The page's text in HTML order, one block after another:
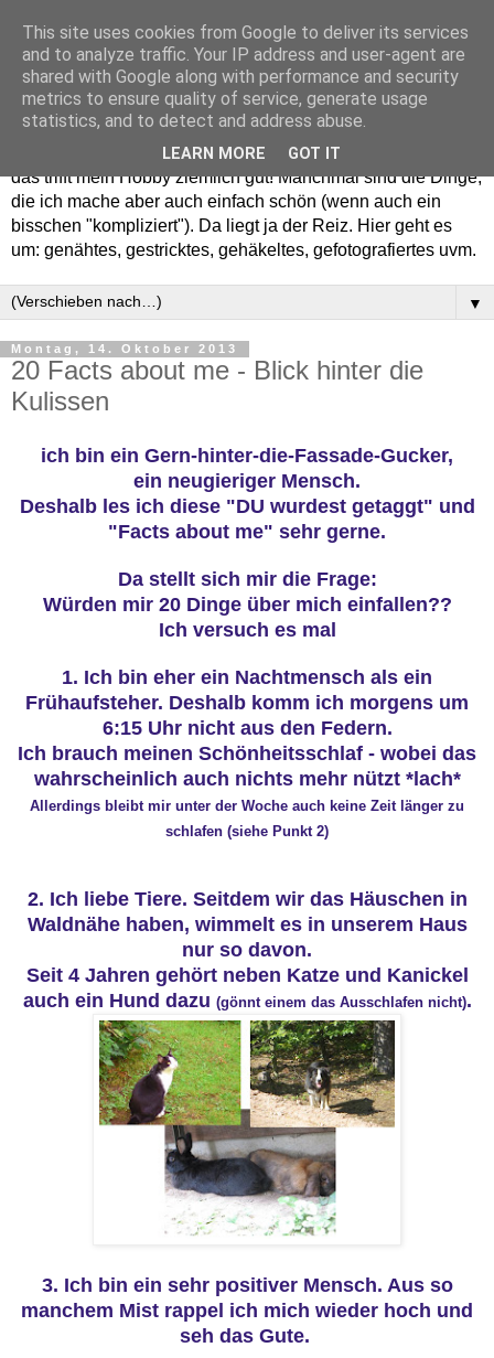
Willkommen in meinem "Wohnzimmer". Einfach und schön -
das trifft mein Hobby ziemlich gut! Manchmal sind die Dinge,
die ich mache aber auch einfach schön (wenn auch ein
bisschen "kompliziert"). Da liegt ja der Reiz. Hier geht es
um: genähtes, gestricktes, gehäkeltes, gefotografiertes uvm.
▼
Montag, 14. Oktober 2013
20 Facts about me - Blick hinter die
Kulissen
ich bin ein Gern-hinter-die-Fassade-Gucker,
ein neugieriger Mensch.
Deshalb les ich diese "DU wurdest getaggt" und
"Facts about me" sehr gerne.
Da stellt sich mir die Frage:
Würden mir 20 Dinge über mich einfallen??
Ich versuch es mal
1. Ich bin eher ein Nachtmensch als ein
Frühaufsteher. Deshalb komm ich morgens um
6:15 Uhr nicht aus den Federn.
Ich brauch meinen Schönheitsschlaf - wobei das
wahrscheinlich auch nichts mehr nützt *lach*
Allerdings bleibt mir unter der Woche auch keine Zeit länger zu
schlafen (siehe Punkt 2)
2. Ich liebe Tiere. Seitdem wir das Häuschen in
Waldnähe haben, wimmelt es in unserem Haus
nur so davon.
Seit 4 Jahren gehört neben Katze und Kanickel
auch ein Hund dazu (gönnt einem das Ausschlafen nicht).
3. Ich bin ein sehr positiver Mensch. Aus so
manchem Mist rappel ich mich wieder hoch und
seh das Gute.
This site uses cookies from Google to deliver its services
and to analyze traffic. Your IP address and user-agent are
shared with Google along with performance and security
metrics to ensure quality of service, generate usage
statistics, and to detect and address abuse.
LEARN MORE GOT IT